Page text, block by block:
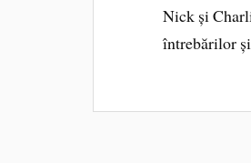
Nick și
întrebărilor